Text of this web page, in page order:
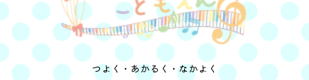
つよく・あかるく・なかよく